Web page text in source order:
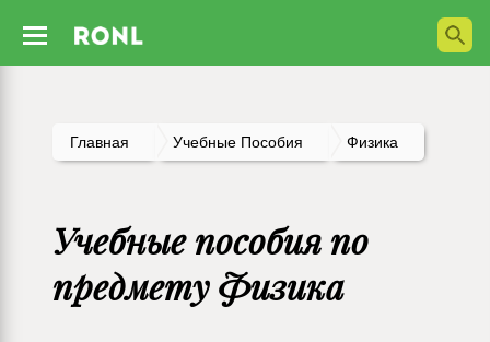
Главная Учебные Пособия Физика
Учебные пособия по
предмету Физика